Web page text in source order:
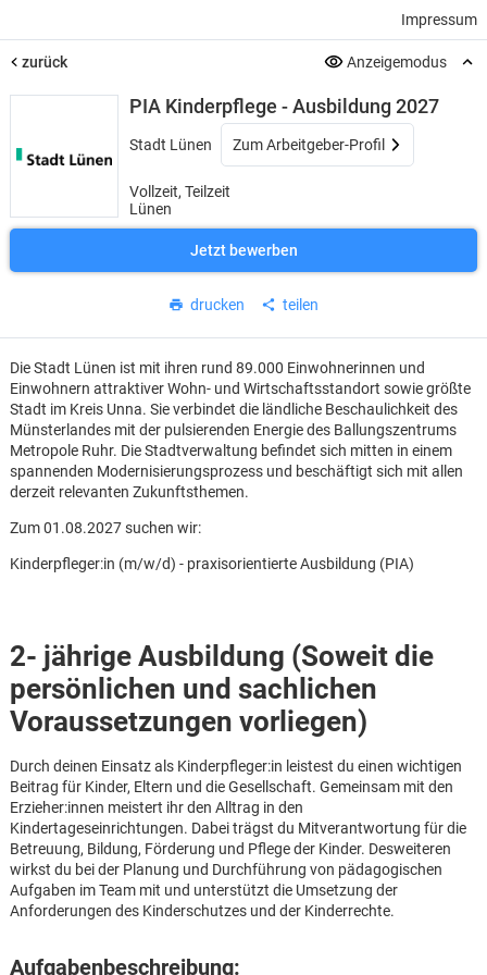
Impressum
zurück Anzeigemodus
PIA Kinderpflege - Ausbildung 2027
Stadt Lünen Zum Arbeitgeber-Profil
Vollzeit, Teilzeit
Lünen
Jetzt bewerben
drucken teilen
Die Stadt Lünen ist mit ihren rund 89.000 Einwohnerinnen und
Einwohnern attraktiver Wohn- und Wirtschaftsstandort sowie größte
Stadt im Kreis Unna. Sie verbindet die ländliche Beschaulichkeit des
Münsterlandes mit der pulsierenden Energie des Ballungszentrums
Metropole Ruhr. Die Stadtverwaltung befindet sich mitten in einem
spannenden Modernisierungsprozess und beschäftigt sich mit allen
derzeit relevanten Zukunftsthemen.
Zum 01.08.2027 suchen wir:
Kinderpfleger:in (m/w/d) - praxisorientierte Ausbildung (PIA)
2- jährige Ausbildung (Soweit die
persönlichen und sachlichen
Voraussetzungen vorliegen)
Durch deinen Einsatz als Kinderpfleger:in leistest du einen wichtigen
Beitrag für Kinder, Eltern und die Gesellschaft. Gemeinsam mit den
Erzieher:innen meistert ihr den Alltrag in den
Kindertageseinrichtungen. Dabei trägst du Mitverantwortung für die
Betreuung, Bildung, Förderung und Pflege der Kinder. Desweiteren
wirkst du bei der Planung und Durchführung von pädagogischen
Aufgaben im Team mit und unterstützt die Umsetzung der
Anforderungen des Kinderschutzes und der Kinderrechte.
Aufgabenbeschreibung:
Karte anzeigen